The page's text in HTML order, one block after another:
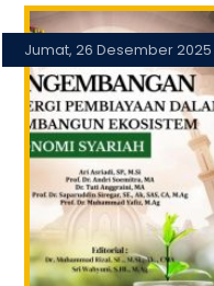
Jumat, 26 Desember 2025